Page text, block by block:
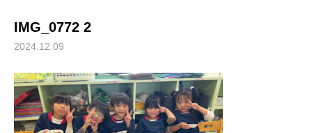
IMG_0772 2
2024.12.09